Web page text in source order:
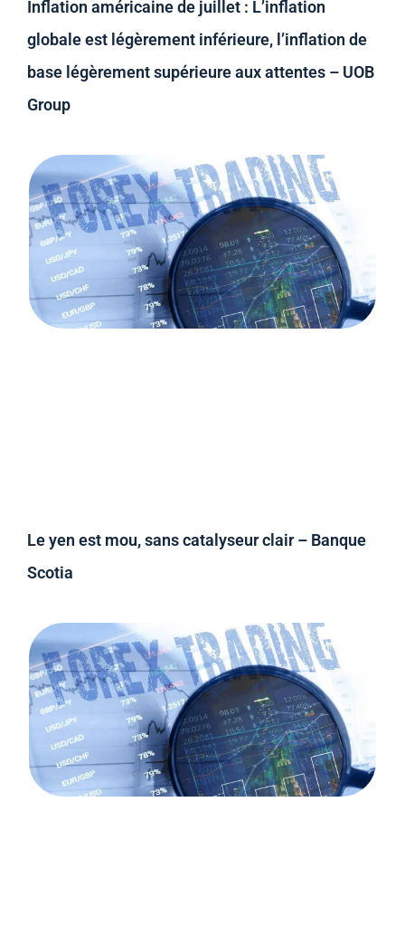
Inflation américaine de juillet : L’inflation
globale est légèrement inférieure, l’inflation de
base légèrement supérieure aux attentes – UOB
Group
Le yen est mou, sans catalyseur clair – Banque
Scotia